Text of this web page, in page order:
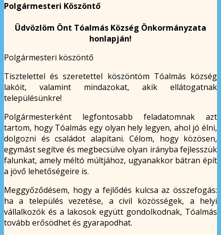
Polgármesteri Köszöntő
Üdvözlöm Önt Tóalmás Község Önkormányzata
honlapján!
Polgármesteri köszöntő
Tisztelettel és szeretettel köszöntöm Tóalmás község
lakóit, valamint mindazokat, akik ellátogatnak
településünkre!
Polgármesterként legfontosabb feladatomnak azt
tartom, hogy Tóalmás egy olyan hely legyen, ahol jó élni,
dolgozni és családot alapítani. Célom, hogy közösen,
egymást segítve és megbecsülve olyan irányba fejlesszük
falunkat, amely méltó múltjához, ugyanakkor bátran épít
a jövő lehetőségeire is.
Meggyőződésem, hogy a fejlődés kulcsa az összefogás:
ha a település vezetése, a civil közösségek, a helyi
vállalkozók és a lakosok együtt gondolkodnak, Tóalmás
tovább erősödhet és gyarapodhat.